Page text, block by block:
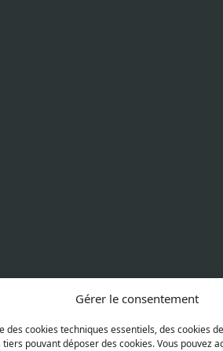
Gérer le consentement
des cookies techniques essentiels, des cookies
tiers pouvant déposer des cookies. Vous pouvez